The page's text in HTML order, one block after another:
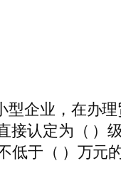
企业，在办
认定为（ ）级
于（ ）万元